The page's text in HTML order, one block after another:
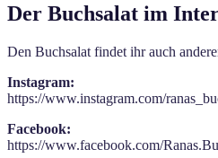
Der Buchsalat im
Den Buchsalat findet ihr auch
Instagram:
https://www.instagram.com/
Facebook:
https://www.facebook.com/